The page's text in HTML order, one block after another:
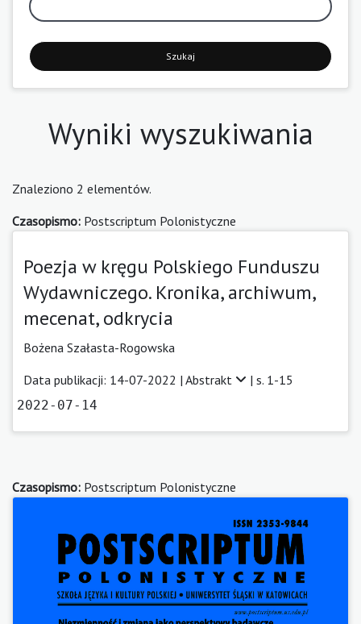
Szukaj
Wyniki wyszukiwania
Znaleziono 2 elementów.
Czasopismo: Postscriptum Polonistyczne
Poezja w kręgu Polskiego Funduszu
Wydawniczego. Kronika, archiwum,
mecenat, odkrycia
Bożena Szałasta-Rogowska
Data publikacji: 14-07-2022 | Abstrakt | s. 1-15
2022-07-14
Czasopismo: Postscriptum Polonistyczne